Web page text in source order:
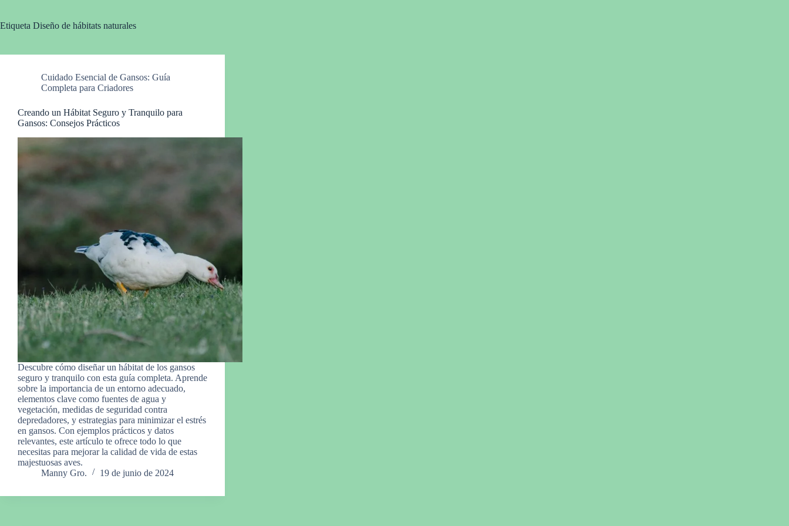
Etiqueta Diseño de hábitats naturales
Cuidado Esencial de Gansos: Guía
Completa para Criadores
Creando un Hábitat Seguro y Tranquilo para
Gansos: Consejos Prácticos
Descubre cómo diseñar un hábitat de los gansos
seguro y tranquilo con esta guía completa. Aprende
sobre la importancia de un entorno adecuado,
elementos clave como fuentes de agua y
vegetación, medidas de seguridad contra
depredadores, y estrategias para minimizar el estrés
en gansos. Con ejemplos prácticos y datos
relevantes, este artículo te ofrece todo lo que
necesitas para mejorar la calidad de vida de estas
majestuosas aves.
Manny Gro.
19 de junio de 2024